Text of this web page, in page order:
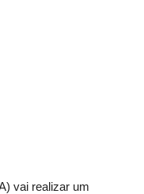
vai realizar um